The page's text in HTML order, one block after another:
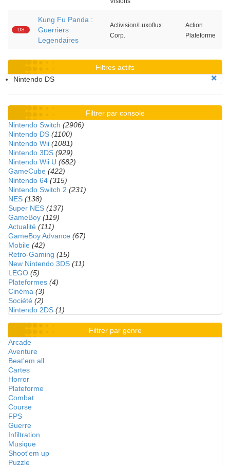
DS
Kung Fu Panda :
Guerriers
Legendaires
Activision/Luxoflux
Corp.
Action
Plateforme
Filtres actifs
Nintendo DS
Filtrer par console
Nintendo Switch (2906)
Nintendo DS (1100)
Nintendo Wii (1081)
Nintendo 3DS (929)
Nintendo Wii U (682)
GameCube (422)
Nintendo 64 (315)
Nintendo Switch 2 (231)
NES (138)
Super NES (137)
GameBoy (119)
Actualité (111)
GameBoy Advance (67)
Mobile (42)
Retro-Gaming (15)
New Nintendo 3DS (11)
LEGO (5)
Plateformes (4)
Cinéma (3)
Société (2)
Nintendo 2DS (1)
Filtrer par genre
Arcade
Aventure
Beat'em all
Cartes
Horror
Plateforme
Combat
Course
FPS
Guerre
Infiltration
Musique
Shoot'em up
Puzzle